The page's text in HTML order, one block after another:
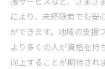
により、未経験者でも安
ができます。地域の支援
より多くの人が資格を持
向上することが期待され